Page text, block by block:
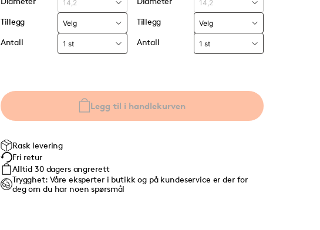
Tillegg
Antall
Tillegg
Antall
Legg til i handlekurven
Rask levering
Fri retur
Alltid 30 dagers angrerett
Trygghet: Våre eksperter i butikk og på kundeservice er der for
deg om du har noen spørsmål